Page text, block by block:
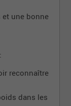
un
pas
une
et une bonne
reconnaître
dans les